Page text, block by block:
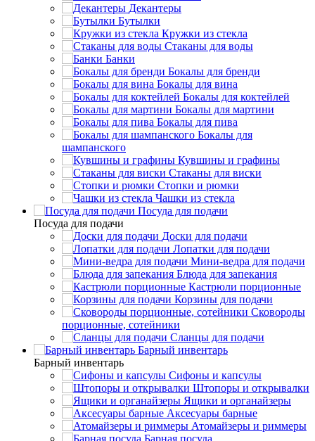
Декантеры
Бутылки
Кружки из стекла
Стаканы для воды
Банки
Бокалы для бренди
Бокалы для вина
Бокалы для коктейлей
Бокалы для мартини
Бокалы для пива
Бокалы для
шампанского
Кувшины и графины
Стаканы для виски
Стопки и рюмки
Чашки из стекла
Посуда для подачи
Посуда для подачи
Доски для подачи
Лопатки для подачи
Мини-ведра для подачи
Блюда для запекания
Кастрюли порционные
Корзины для подачи
Сковороды
порционные, сотейники
Сланцы для подачи
Барный инвентарь
Барный инвентарь
Сифоны и капсулы
Штопоры и открывалки
Ящики и органайзеры
Аксесуары барные
Атомайзеры и риммеры
Барная посуда